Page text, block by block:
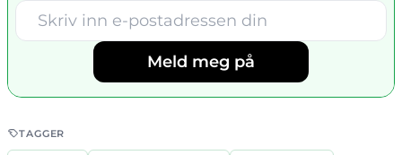
Meld meg på
TAGGER